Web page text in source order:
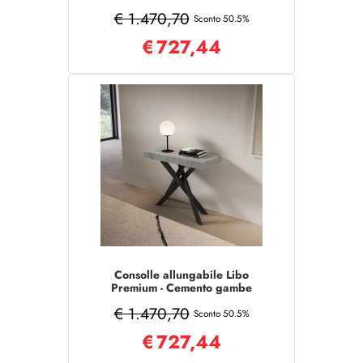
€ 1.470,70 Sconto 50.5%
€727,44
Consolle allungabile Libo
Premium - Cemento gambe
€ 1.470,70 Sconto 50.5%
€727,44